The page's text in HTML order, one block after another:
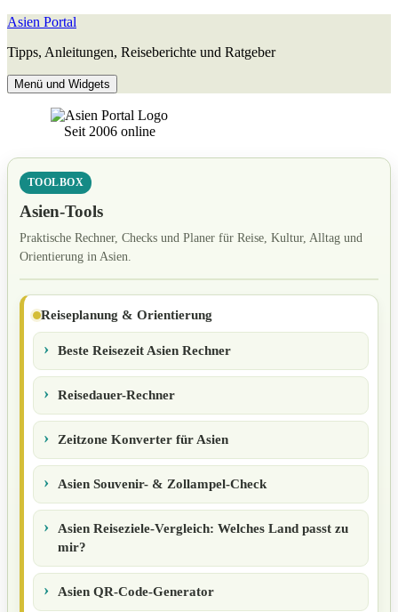
Zum
springen
Asien Portal
Tipps, Anleitungen, Reiseberichte und Ratgeber
Menü und Widgets
Seit 2006 online
TOOLBOX
Asien-Tools
Praktische Rechner, Checks und Planer für Reise, Kultur, Alltag und
Orientierung in Asien.
Reiseplanung & Orientierung
Beste Reisezeit Asien Rechner
Reisedauer-Rechner
Zeitzone Konverter für Asien
Asien Souvenir- & Zollampel-Check
Asien Reiseziele-Vergleich: Welches Land passt zu
mir?
Asien QR-Code-Generator